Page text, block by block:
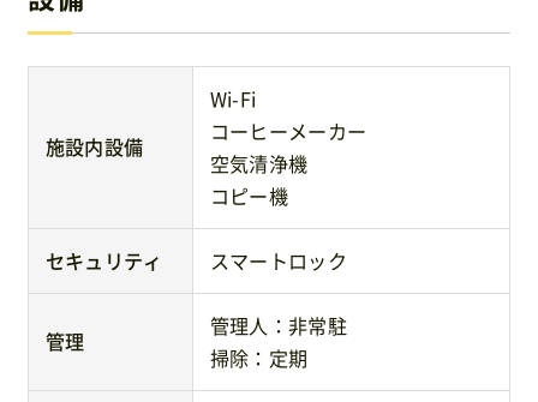
施設内設備
Wi-Fi
コーヒーメーカー
空気清浄機
コピー機
セキュリティ スマートロック
管理
管理人：非常駐
掃除：定期